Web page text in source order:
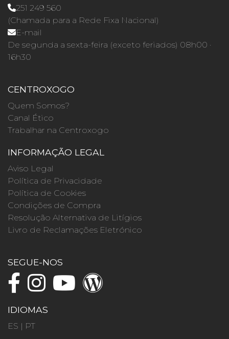
251 249 560
(Chamada para a Rede Fixa Nacional)
E-mail
De segunda a sexta-feira (exceto feriados) 08h00 ·
16h30
CENTROXOGO
Quem Somos?
Canal Ético
Trabalhar na Centroxogo
INFORMAÇÃO LEGAL
Aviso Legal
Política de Privacidade
Política de Cookies
Condições de Compra
Resolução Alternativa de Litígios
Livro de Reclamações Eletrónico
SEGUE-NOS
IDIOMAS
ES | PT